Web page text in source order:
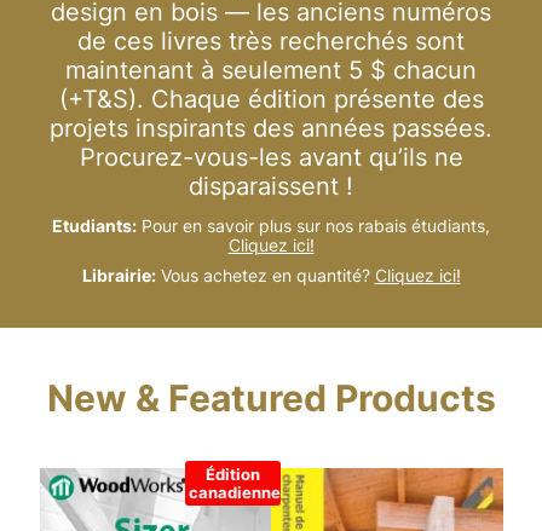
design en bois — les anciens numéros
de ces livres très recherchés sont
maintenant à seulement 5 $ chacun
(+T&S). Chaque édition présente des
projets inspirants des années passées.
Procurez-vous-les avant qu’ils ne
disparaissent !
Etudiants: Pour en savoir plus sur nos rabais étudiants,
Cliquez ici!
Librairie:Vous achetez en quantité? Cliquez ici!
New & Featured Products
Édition
canadienne